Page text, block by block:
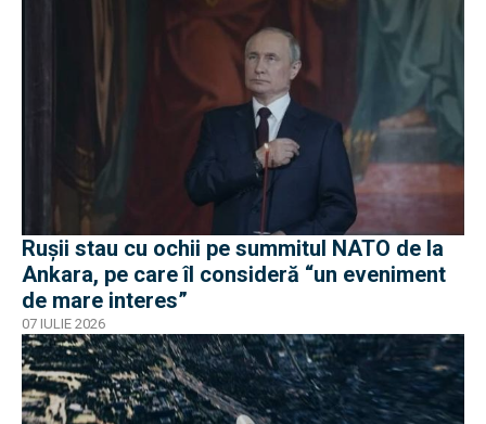
Rușii stau cu ochii pe summitul NATO de la
Ankara, pe care îl consideră “un eveniment
de mare interes”
07 IULIE 2026